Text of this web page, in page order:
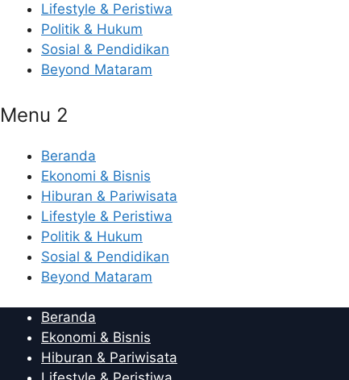
Lifestyle & Peristiwa
Politik & Hukum
Sosial & Pendidikan
Beyond Mataram
Menu 2
Beranda
Ekonomi & Bisnis
Hiburan & Pariwisata
Lifestyle & Peristiwa
Politik & Hukum
Sosial & Pendidikan
Beyond Mataram
Beranda
Ekonomi & Bisnis
Hiburan & Pariwisata